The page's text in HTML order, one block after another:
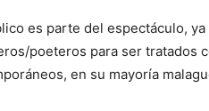
es parte del espectáculo,
poeteros para ser tratados
en su mayoría